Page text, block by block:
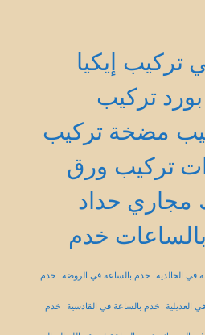
تركيب إيكيا
تركيب
مضخة تركيب
تركيب ورق
مجاري حداد
خدم
في الخالدية خدم بالساعة في الروضة خدم
العديلية خدم بالساعة في القادسية خدم